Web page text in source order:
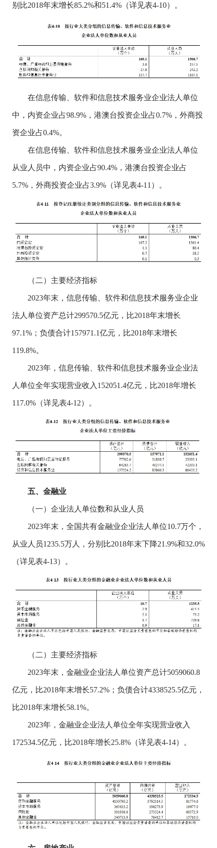
别比2018年末增长85.2%和51.4%（详见表4-10）。
在信息传输、软件和信息技术服务业企业法人单位
中，内资企业占98.9%，港澳台投资企业占0.7%，外商投
资企业占0.4%。
在信息传输、软件和信息技术服务业企业法人单位
从业人员中，内资企业占90.4%，港澳台投资企业占
5.7%，外商投资企业占3.9%（详见表4-11）。
（二）主要经济指标
2023年末，信息传输、软件和信息技术服务业企业
法人单位资产总计299570.5亿元，比2018年末增长
97.1%；负债合计157971.1亿元，比2018年末增长
119.8%。
2023年，信息传输、软件和信息技术服务业企业法
人单位全年实现营业收入152051.4亿元，比2018年增长
117.0%（详见表4-12）。
五、金融业
（一）企业法人单位数和从业人员
2023年末，全国共有金融业企业法人单位10.7万个，
从业人员1235.5万人，分别比2018年末下降21.9%和32.0%
（详见表4-13）。
（二）主要经济指标
2023年末，金融业企业法人单位资产总计5059060.8
亿元，比2018年末增长57.2%；负债合计4338525.5亿元，
比2018年末增长58.1%。
2023年，金融业企业法人单位全年实现营业收入
172534.5亿元，比2018年增长25.8%（详见表4-14）。